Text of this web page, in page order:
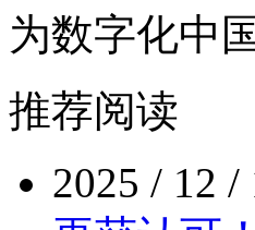
为数字化中
推荐阅读
2025 / 12 /